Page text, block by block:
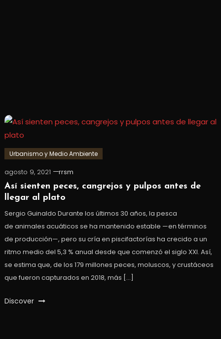
Urbanismo y Medio Ambiente
agosto 9, 2021
rrsm
Así sienten peces, cangrejos y pulpos antes de
llegar al plato
Sergio Guinaldo Durante los últimos 30 años, la pesca
de animales acuáticos se ha mantenido estable —en términos
de producción—, pero su cría en piscifactorías ha crecido a un
ritmo medio del 5,3 % anual desde que comenzó el siglo XXI. Así,
se estima que, de los 179 millones peces, moluscos, y crustáceos
que fueron capturados en 2018, más […]
Discover